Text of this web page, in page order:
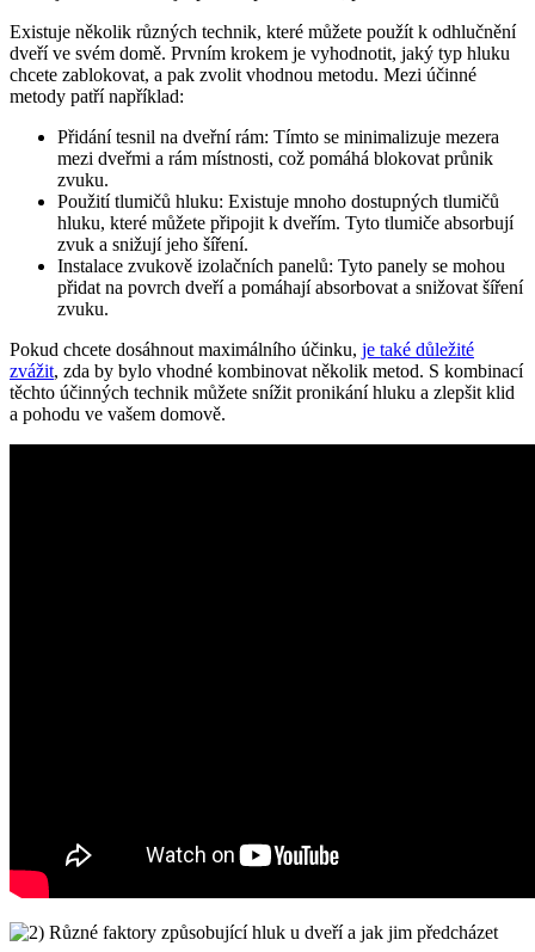
Existuje několik ⁢různých technik, které můžete použít k odhlučnění
dveří ve svém domě. Prvním krokem je ‍vyhodnotit, jaký typ hluku
chcete zablokovat,​ a pak zvolit vhodnou metodu. Mezi účinné
metody patří například:
Přidání ⁢tesnil na dveřní rám: Tímto se minimalizuje mezera
mezi‌ dveřmi a rám místnosti, což ‍pomáhá blokovat průnik
zvuku.
Použití⁤ tlumičů hluku: Existuje mnoho dostupných tlumičů‌
hluku, které můžete připojit ‍k dveřím. Tyto tlumiče absorbují
zvuk⁤ a snižují jeho šíření.
Instalace zvukově⁣ izolačních panelů: ‌Tyto panely ​se mohou
přidat na povrch⁣ dveří⁤ a pomáhají ‍absorbovat a snižovat šíření
zvuku.
Pokud chcete‍ dosáhnout maximálního‌ účinku, je také ​důležité
zvážit, zda by bylo vhodné kombinovat několik metod. S kombinací
těchto účinných technik⁢ můžete snížit pronikání hluku ⁢a zlepšit klid
a pohodu ve vašem domově.